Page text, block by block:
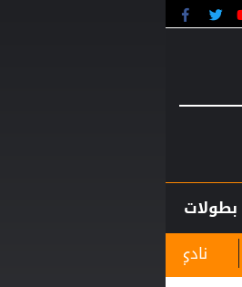
بطولات
مدربه الجديد غاسانين